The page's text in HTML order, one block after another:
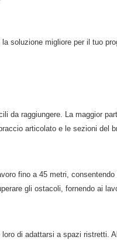
soluzione migliore per il tuo
da raggiungere. La maggior
articolato e le sezioni del
fino a 45 metri,
gli ostacoli, fornendo ai
di adattarsi a spazi ristretti.